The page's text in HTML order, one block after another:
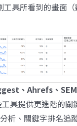
工具所看到的畫面
、Ahrefs 、
工具提供更進階的關
析、關鍵字排名追